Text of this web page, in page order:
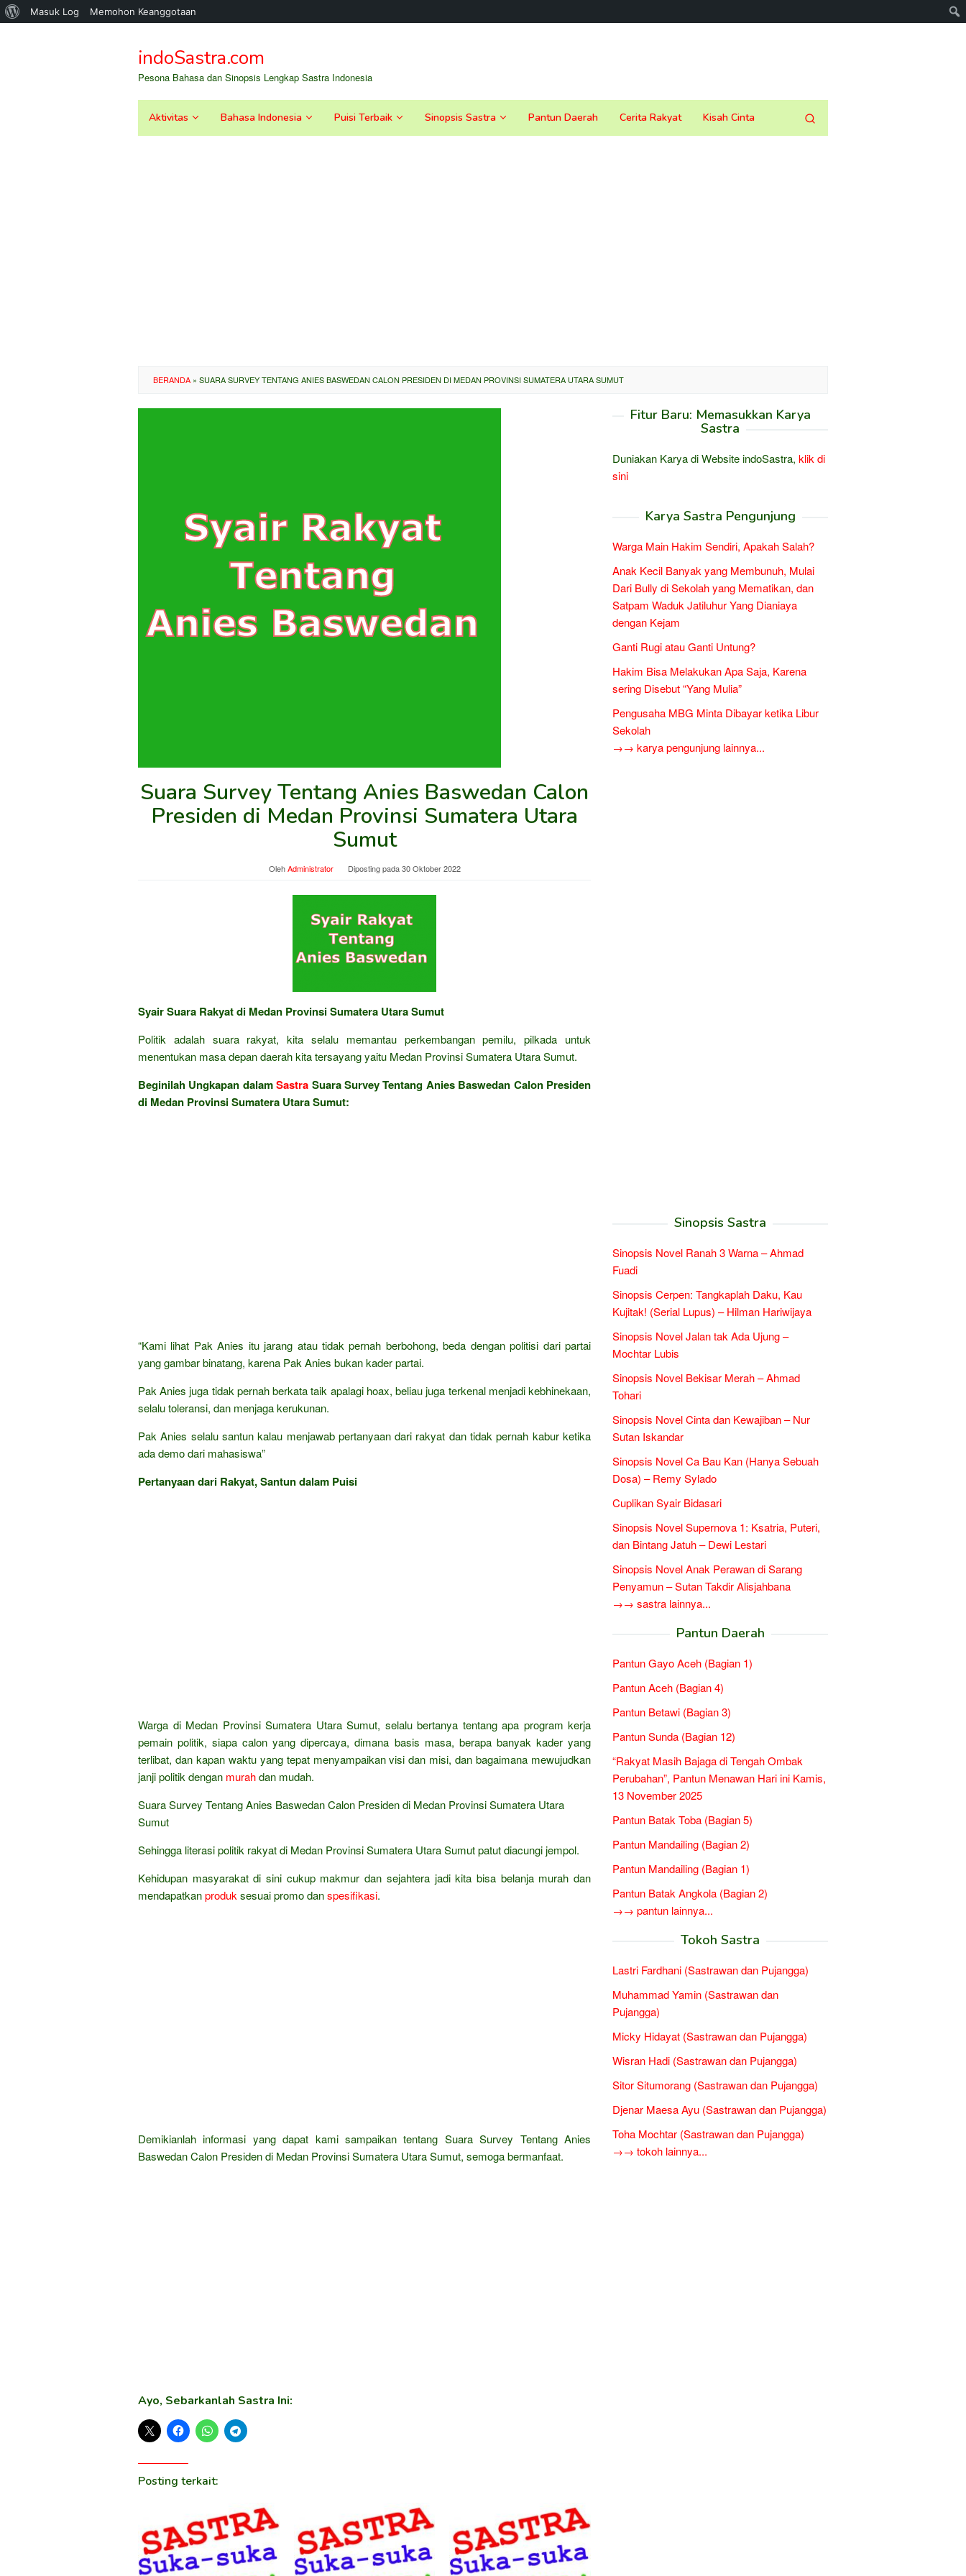
Tentang
Masuk Log Memohon Keanggotaan
kontenindoSastra.com
Pesona Bahasa dan Sinopsis Lengkap Sastra Indonesia
Aktivitas Bahasa Indonesia Puisi Terbaik Sinopsis Sastra Pantun Daerah Cerita Rakyat Kisah Cinta
BERANDA » SUARA SURVEY TENTANG ANIES BASWEDAN CALON PRESIDEN DI MEDAN PROVINSI SUMATERA UTARA SUMUT
Suara Survey Tentang Anies Baswedan Calon
Presiden di Medan Provinsi Sumatera Utara
Sumut
OlehAdministrator Diposting pada30 Oktober 2022
Syair Suara Rakyat di Medan Provinsi Sumatera Utara Sumut
Politik adalah suara rakyat, kita selalu memantau perkembangan pemilu, pilkada untuk
menentukan masa depan daerah kita tersayang yaitu Medan Provinsi Sumatera Utara Sumut.
Beginilah Ungkapan dalamSastra Suara Survey Tentang Anies Baswedan Calon Presiden
di Medan Provinsi Sumatera Utara Sumut:
“Kami lihat Pak Anies itu jarang atau tidak pernah berbohong, beda dengan politisi dari partai
yang gambar binatang, karena Pak Anies bukan kader partai.
Pak Anies juga tidak pernah berkata taik apalagi hoax, beliau juga terkenal menjadi kebhinekaan,
selalu toleransi, dan menjaga kerukunan.
Pak Anies selalu santun kalau menjawab pertanyaan dari rakyat dan tidak pernah kabur ketika
ada demo dari mahasiswa”
Pertanyaan dari Rakyat, Santun dalam Puisi
Warga di Medan Provinsi Sumatera Utara Sumut, selalu bertanya tentang apa program kerja
pemain politik, siapa calon yang dipercaya, dimana basis masa, berapa banyak kader yang
terlibat, dan kapan waktu yang tepat menyampaikan visi dan misi, dan bagaimana mewujudkan
janji politik dengan murahdan mudah.
Suara Survey Tentang Anies Baswedan Calon Presiden di Medan Provinsi Sumatera Utara
Sumut
Sehingga literasi politik rakyat di Medan Provinsi Sumatera Utara Sumut patut diacungi jempol.
Kehidupan masyarakat di sini cukup makmur dan sejahtera jadi kita bisa belanja murah dan
mendapatkanproduk sesuai promo danspesifikasi.
Demikianlah informasi yang dapat kami sampaikan tentang Suara Survey Tentang Anies
Baswedan Calon Presiden di Medan Provinsi Sumatera Utara Sumut, semoga bermanfaat.
Ayo, Sebarkanlah Sastra Ini:
Posting terkait:
Fitur Baru: Memasukkan Karya
Sastra
Duniakan Karya di Website indoSastra, klik di
sini
Karya Sastra Pengunjung
Warga Main Hakim Sendiri, Apakah Salah?
Anak Kecil Banyak yang Membunuh, Mulai
Dari Bully di Sekolah yang Mematikan, dan
Satpam Waduk Jatiluhur Yang Dianiaya
dengan Kejam
Ganti Rugi atau Ganti Untung?
Hakim Bisa Melakukan Apa Saja, Karena
sering Disebut “Yang Mulia”
Pengusaha MBG Minta Dibayar ketika Libur
Sekolah
→→ karya pengunjung lainnya...
Sinopsis Sastra
Sinopsis Novel Ranah 3 Warna – Ahmad
Fuadi
Sinopsis Cerpen: Tangkaplah Daku, Kau
Kujitak! (Serial Lupus) – Hilman Hariwijaya
Sinopsis Novel Jalan tak Ada Ujung –
Mochtar Lubis
Sinopsis Novel Bekisar Merah – Ahmad
Tohari
Sinopsis Novel Cinta dan Kewajiban – Nur
Sutan Iskandar
Sinopsis Novel Ca Bau Kan (Hanya Sebuah
Dosa) – Remy Sylado
Cuplikan Syair Bidasari
Sinopsis Novel Supernova 1: Ksatria, Puteri,
dan Bintang Jatuh – Dewi Lestari
Sinopsis Novel Anak Perawan di Sarang
Penyamun – Sutan Takdir Alisjahbana
→→ sastra lainnya...
Pantun Daerah
Pantun Gayo Aceh (Bagian 1)
Pantun Aceh (Bagian 4)
Pantun Betawi (Bagian 3)
Pantun Sunda (Bagian 12)
“Rakyat Masih Bajaga di Tengah Ombak
Perubahan”, Pantun Menawan Hari ini Kamis,
13 November 2025
Pantun Batak Toba (Bagian 5)
Pantun Mandailing (Bagian 2)
Pantun Mandailing (Bagian 1)
Pantun Batak Angkola (Bagian 2)
→→ pantun lainnya...
Tokoh Sastra
Lastri Fardhani (Sastrawan dan Pujangga)
Muhammad Yamin (Sastrawan dan
Pujangga)
Micky Hidayat (Sastrawan dan Pujangga)
Wisran Hadi (Sastrawan dan Pujangga)
Sitor Situmorang (Sastrawan dan Pujangga)
Djenar Maesa Ayu (Sastrawan dan Pujangga)
Toha Mochtar (Sastrawan dan Pujangga)
→→ tokoh lainnya...